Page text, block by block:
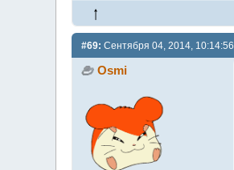
#69: Сентября 04, 2014, 10:14:56
Osmi